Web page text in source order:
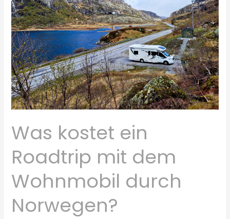
Was kostet ein
Roadtrip mit dem
Wohnmobil durch
Norwegen?